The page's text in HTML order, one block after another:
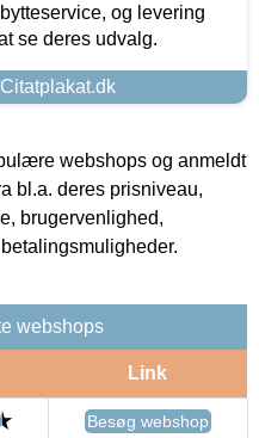
og levering
se deres udvalg.
webshops og anmeldt
bl.a. deres prisniveau,
brugervenlighed,
webshops
Link
Besøg webshop